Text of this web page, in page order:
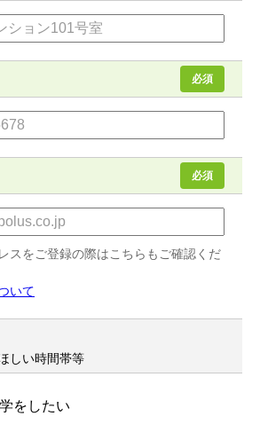
必須
必須
スをご登録の際はこちらもご確認くだ
いて
しい時間帯等
をしたい